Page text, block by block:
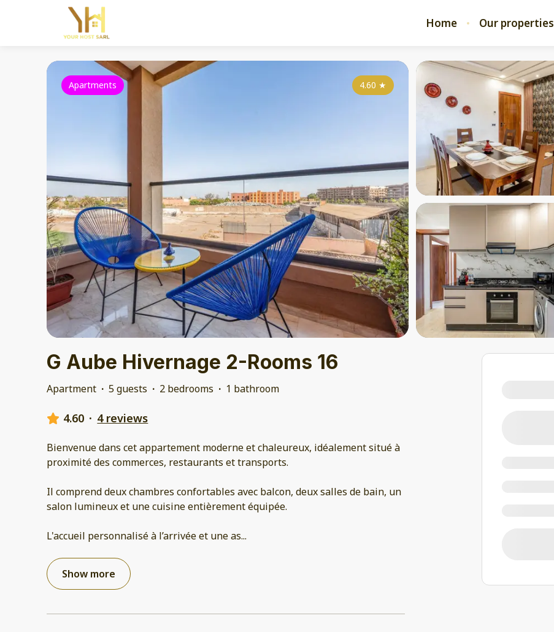
Home Our properties
4.60 ★
Apartments
G Aube Hivernage 2-Rooms 16
Apartment · 5 guests · 2 bedrooms · 1 bathroom
4.60 · 4 reviews
Bienvenue dans cet appartement moderne et chaleureux, idéalement situé à
proximité des commerces, restaurants et transports.
Il comprend deux chambres confortables avec balcon, deux salles de bain, un
salon lumineux et une cuisine entièrement équipée.
L'accueil personnalisé à l’arrivée et une as...
Show more